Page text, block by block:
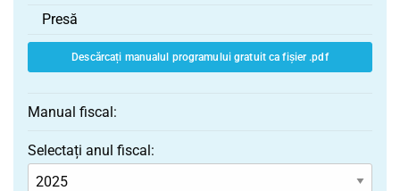
Presă
Descărcați manualul programului gratuit ca fișier .pdf
Manual fiscal:
Selectați anul fiscal: